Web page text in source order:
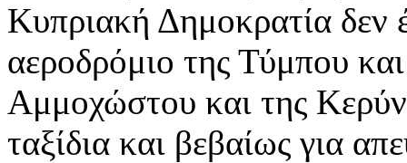
Κυπριακή Δημοκρατία δεν
αεροδρόμιο της Τύμπου
Αμμοχώστου και της
ταξίδια και βεβαίως για